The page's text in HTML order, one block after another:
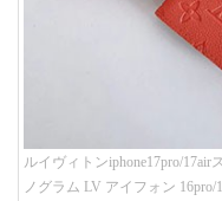
ルイヴィトンiphone17pro/
ノグラム LV アイフォン